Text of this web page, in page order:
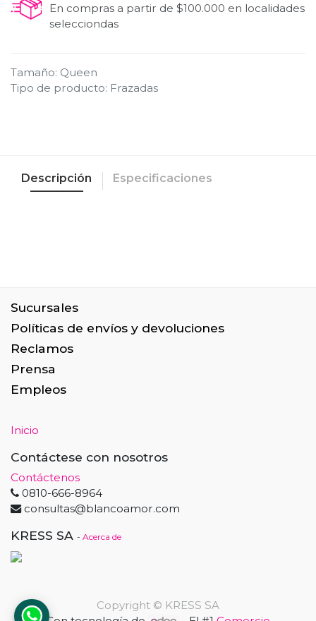
En compras a partir de $100.000 en localidades
selecciondas
Tamaño: Queen
Tipo de producto: Frazadas
Descripción Especificaciones
Sucursales
Políticas de envíos y devoluciones
Reclamos
Prensa
Empleos
Inicio
Contáctese con nosotros
Contáctenos
0810-666-8964
consultas@blancoamor.com
KRESS SA - Acerca de
Copyright © KRESS SA